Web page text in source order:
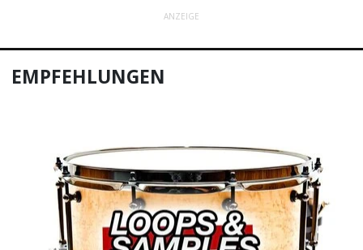
ANZEIGE
EMPFEHLUNGEN